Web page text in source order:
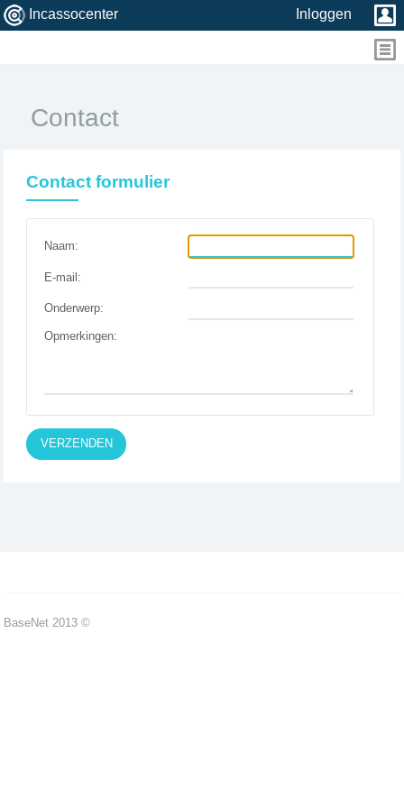
Incassocenter Inloggen
Contact
Contact formulier
Naam:
E-mail:
Onderwerp:
Opmerkingen:
VERZENDEN
BaseNet 2013 ©